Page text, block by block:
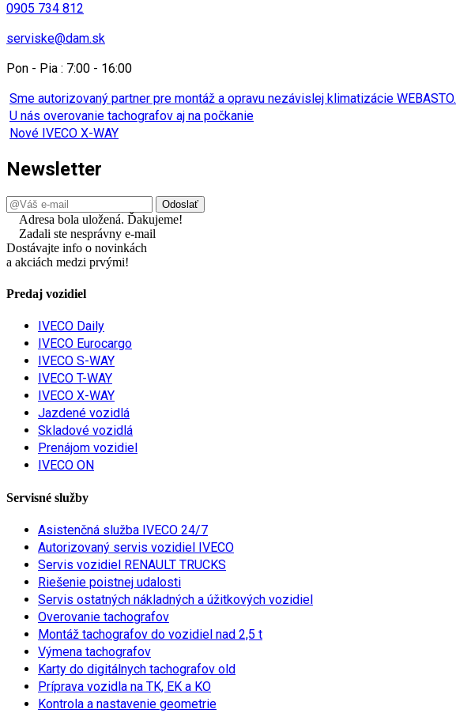
0905 734 812
serviske@dam.sk
Pon - Pia : 7:00 - 16:00
Sme autorizovaný partner pre montáž a opravu nezávislej klimatizácie WEBASTO.
U nás overovanie tachografov aj na počkanie
Nové IVECO X-WAY
Newsletter
Adresa bola uložená. Ďakujeme!
Zadali ste nesprávny e-mail
Dostávajte info o novinkách
a akciách medzi prvými!
Predaj vozidiel
IVECO Daily
IVECO Eurocargo
IVECO S-WAY
IVECO T-WAY
IVECO X-WAY
Jazdené vozidlá
Skladové vozidlá
Prenájom vozidiel
IVECO ON
Servisné služby
Asistenčná služba IVECO 24/7
Autorizovaný servis vozidiel IVECO
Servis vozidiel RENAULT TRUCKS
Riešenie poistnej udalosti
Servis ostatných nákladných a úžitkových vozidiel
Overovanie tachografov
Montáž tachografov do vozidiel nad 2,5 t
Výmena tachografov
Karty do digitálnych tachografov old
Príprava vozidla na TK, EK a KO
Kontrola a nastavenie geometrie